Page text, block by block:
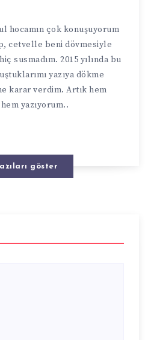
hocamın çok konuşuyorum
cetvelle beni dövmesiyle
susmadım. 2015 yılında bu
yazıya dökme
karar verdim. Artık hem
yazıyorum..
göster